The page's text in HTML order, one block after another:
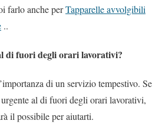
farlo anche perTapparelle avvolgibili
..
di fuori degli orari lavorativi?
di un servizio tempestivo. Se
al di fuori degli orari lavorativi,
il possibile per aiutarti.